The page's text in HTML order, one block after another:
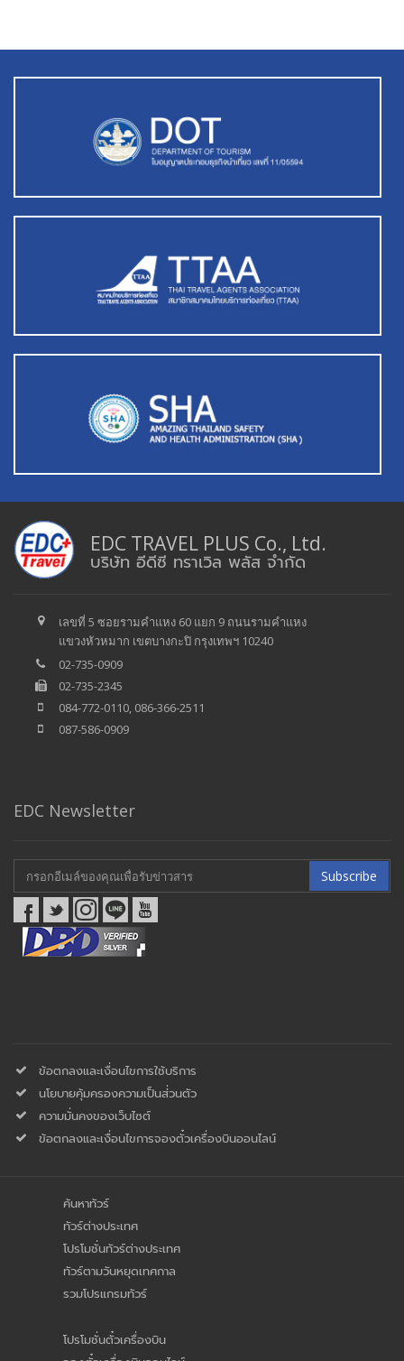
EDC TRAVEL PLUS Co., Ltd.
บริษัท อีดีซี ทราเวิล พลัส จำกัด
เลขที่ 5 ซอยรามคำแหง 60 แยก 9 ถนนรามคำแหง
แขวงหัวหมาก เขตบางกะปิ กรุงเทพฯ 10240
02-735-0909
02-735-2345
084-772-0110, 086-366-2511
087-586-0909
EDC Newsletter
Subscribe
ข้อตกลงและเงื่อนไขการใช้บริการ
นโยบายคุ้มครองความเป็นส่่วนตัว
ความมั่นคงของเว็บไซต์
ข้อตกลงและเงื่อนไขการจองตั๋วเครื่องบินออนไลน์
ค้นหาทัวร์
ทัวร์ต่างประเทศ
โปรโมชั่นทัวร์ต่างประเทศ
ทัวร์ตามวันหยุดเทศกาล
รวมโปรแกรมทัวร์
โปรโมชั่นตั๋วเครื่องบิน